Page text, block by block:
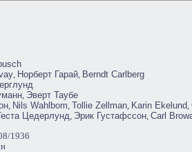
, Норберт Гарай, Berndt Carlberg
, Эверт Таубе
, Nils Wahlbom, Tollie Zellman, Karin Ekelund,
Геста Цедерлунд, Эрик Густафссон, Carl
1936